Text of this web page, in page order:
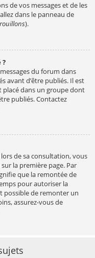
de vos messages et de les
dans le panneau de
).
?
du forum dans
avant d’être publiés. Il est
placé dans un groupe dont
publiés. Contactez
de sa consultation, vous
la première page. Par
que la remontée de
pour autoriser la
possible de remonter un
assurez-vous de